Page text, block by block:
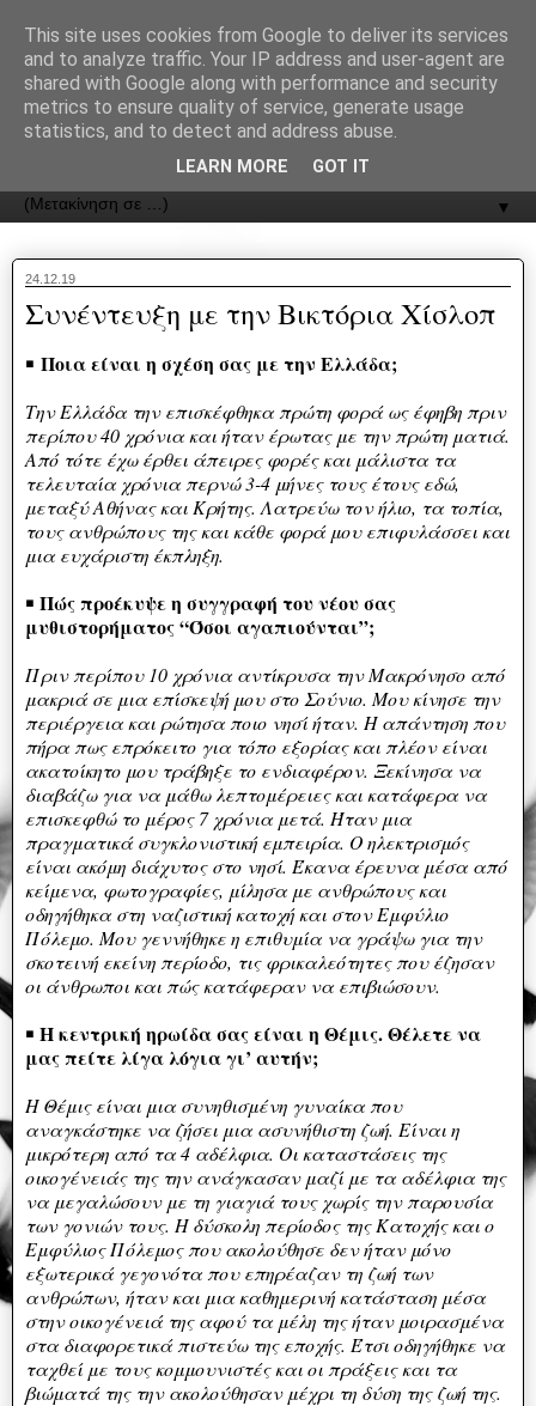
ΟΔΟΣ
▼
24.12.19
Συνέντευξη με την Βικτόρια Χίσλοπ
￭ Ποια είναι η σχέση σας με την Ελλάδα;
Την Ελλάδα την επισκέφθηκα πρώτη φορά ως έφηβη πριν
περίπου 40 χρόνια και ήταν έρωτας με την πρώτη ματιά.
Από τότε έχω έρθει άπειρες φορές και μάλιστα τα
τελευταία χρόνια περνώ 3-4 μήνες τους έτους εδώ,
μεταξύ Αθήνας και Κρήτης. Λατρεύω τον ήλιο, τα τοπία,
τους ανθρώπους της και κάθε φορά μου επιφυλάσσει και
μια ευχάριστη έκπληξη.
￭ Πώς προέκυψε η συγγραφή του νέου σας
μυθιστορήματος “Όσοι αγαπιούνται”;
Πριν περίπου 10 χρόνια αντίκρυσα την Μακρόνησο από
μακριά σε μια επίσκεψή μου στο Σούνιο. Μου κίνησε την
περιέργεια και ρώτησα ποιο νησί ήταν. Η απάντηση που
πήρα πως επρόκειτο για τόπο εξορίας και πλέον είναι
ακατοίκητο μου τράβηξε το ενδιαφέρον. Ξεκίνησα να
διαβάζω για να μάθω λεπτομέρειες και κατάφερα να
επισκεφθώ το μέρος 7 χρόνια μετά. Ήταν μια
πραγματικά συγκλονιστική εμπειρία. Ο ηλεκτρισμός
είναι ακόμη διάχυτος στο νησί. Έκανα έρευνα μέσα από
κείμενα, φωτογραφίες, μίλησα με ανθρώπους και
οδηγήθηκα στη ναζιστική κατοχή και στον Εμφύλιο
Πόλεμο. Μου γεννήθηκε η επιθυμία να γράψω για την
σκοτεινή εκείνη περίοδο, τις φρικαλεότητες που έζησαν
οι άνθρωποι και πώς κατάφεραν να επιβιώσουν.
￭ Η κεντρική ηρωίδα σας είναι η Θέμις. Θέλετε να
μας πείτε λίγα λόγια γι’ αυτήν;
Η Θέμις είναι μια συνηθισμένη γυναίκα που
αναγκάστηκε να ζήσει μια ασυνήθιστη ζωή. Είναι η
μικρότερη από τα 4 αδέλφια. Οι καταστάσεις της
οικογένειάς της την ανάγκασαν μαζί με τα αδέλφια της
να μεγαλώσουν με τη γιαγιά τους χωρίς την παρουσία
των γονιών τους. Η δύσκολη περίοδος της Κατοχής και ο
Εμφύλιος Πόλεμος που ακολούθησε δεν ήταν μόνο
εξωτερικά γεγονότα που επηρέαζαν τη ζωή των
ανθρώπων, ήταν και μια καθημερινή κατάσταση μέσα
στην οικογένειά της αφού τα μέλη της ήταν μοιρασμένα
στα διαφορετικά πιστεύω της εποχής. Έτσι οδηγήθηκε να
ταχθεί με τους κομμουνιστές και οι πράξεις και τα
βιώματά της την ακολούθησαν μέχρι τη δύση της ζωή της.
This site uses cookies from Google to deliver its services
and to analyze traffic. Your IP address and user-agent are
shared with Google along with performance and security
metrics to ensure quality of service, generate usage
statistics, and to detect and address abuse.
LEARN MORE GOT IT